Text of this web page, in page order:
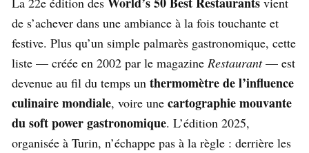
de s’achever dans une ambiance à la fois touchante et
festive. Plus qu’un simple palmarès gastronomique, cette
liste — créée en 2002 par le magazine Restaurant— est
devenue au fil du temps un thermomètre de l’influence
culinaire mondiale, voire une cartographie mouvante
du soft power gastronomique. L’édition 2025,
organisée à Turin, n’échappe pas à la règle : derrière les